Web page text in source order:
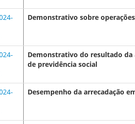
Demonstrativo sobre
Demonstrativo do resultado
de previdência social
Desempenho da arrecadação